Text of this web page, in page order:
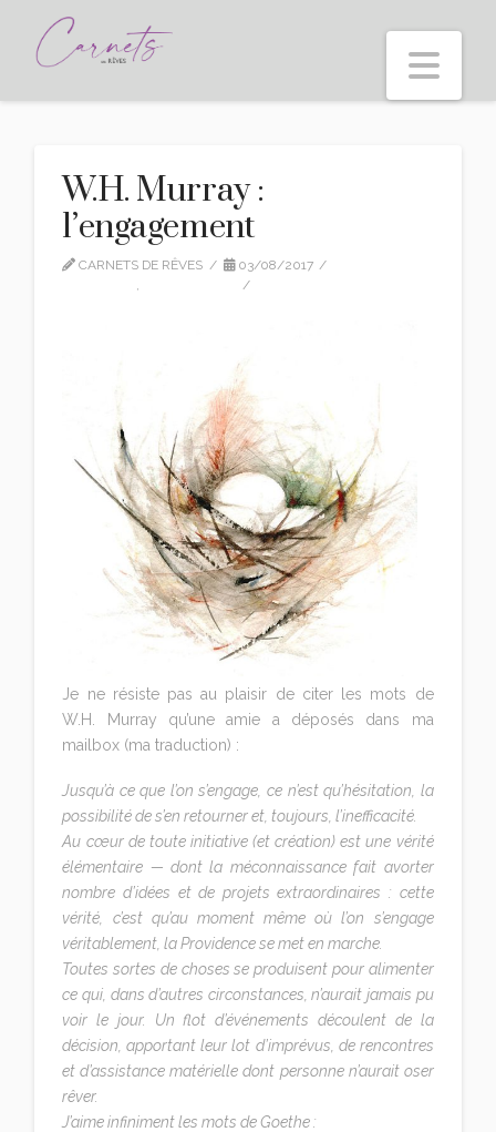
W.H. Murray :
l’engagement
CARNETS DE RÊVES
03/08/2017
,
Je ne résiste pas au plaisir de citer les mots de
W.H. Murray qu’une amie a déposés dans ma
mailbox (ma traduction) :
Jusqu’à ce que l’on s’engage, ce n’est qu’hésitation, la
possibilité de s’en retourner et, toujours, l’inefficacité.
Au cœur de toute initiative (et création) est une vérité
élémentaire — dont la méconnaissance fait avorter
nombre d’idées et de projets extraordinaires : cette
vérité, c’est qu’au moment même où l’on s’engage
véritablement, la Providence se met en marche.
Toutes sortes de choses se produisent pour alimenter
ce qui, dans d’autres circonstances, n’aurait jamais pu
voir le jour. Un flot d’événements découlent de la
décision, apportant leur lot d’imprévus, de rencontres
et d’assistance matérielle dont personne n’aurait oser
rêver.
J’aime infiniment les mots de Goethe :